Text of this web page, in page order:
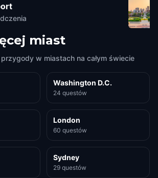
miast
w miastach na całym świecie
Washington D.C.
24 questów
London
60 questów
Sydney
29 questów